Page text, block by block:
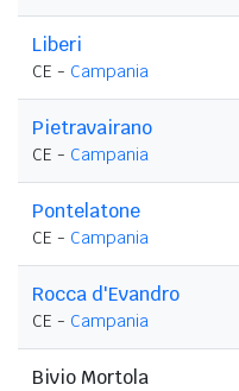
Liberi
CE - Campania
Pietravairano
CE - Campania
Pontelatone
CE - Campania
Rocca d'Evandro
CE - Campania
Bivio Mortola